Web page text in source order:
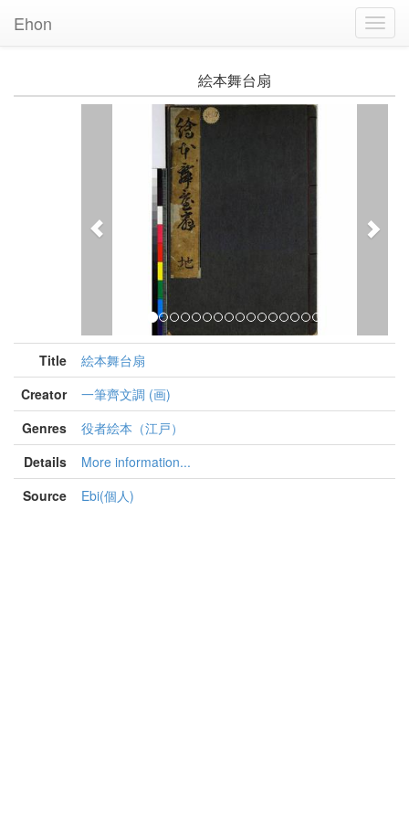
Ehon
絵本舞台扇
Previous
Title
絵本舞台扇
Creator
一筆齊文調 (画)
Genres
役者絵本（江戸）
Details
More information...
Source
Ebi(個人)